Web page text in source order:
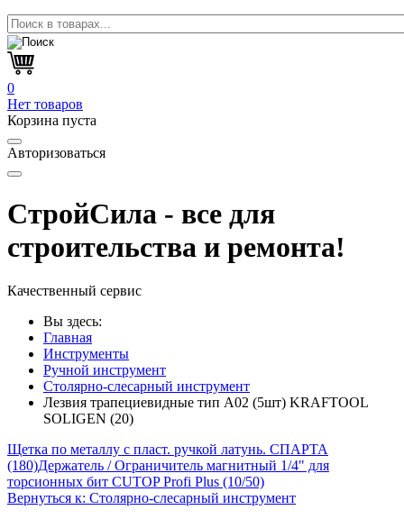
0
Нет товаров
Корзина пуста
Авторизоваться
СтройСила - все для
строительства и ремонта!
Качественный сервис
Вы здесь:
Главная
Инструменты
Ручной инструмент
Столярно-слесарный инструмент
Лезвия трапециевидные тип А02 (5шт) KRAFTOOL
SOLIGEN (20)
Щетка по металлу с пласт. ручкой латунь. СПАРТА
(180)Держатель / Ограничитель магнитный 1/4" для
торсионных бит CUTOP Profi Plus (10/50)
Вернуться к: Столярно-слесарный инструмент